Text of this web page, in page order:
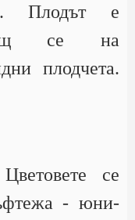
Плодът е
се на
плодчета.
се
- юни-